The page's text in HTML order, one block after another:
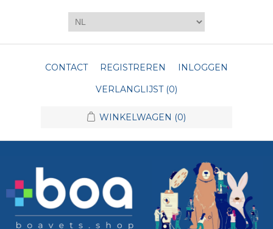
CONTACT REGISTREREN
INLOGGEN
VERLANGLIJST (0)
WINKELWAGEN (0)